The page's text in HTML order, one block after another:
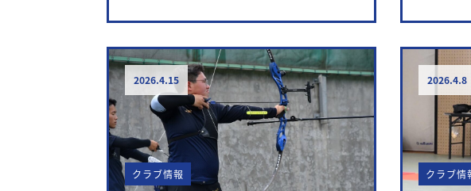
2026.4.15
クラブ情報
2026.4.8
クラブ情